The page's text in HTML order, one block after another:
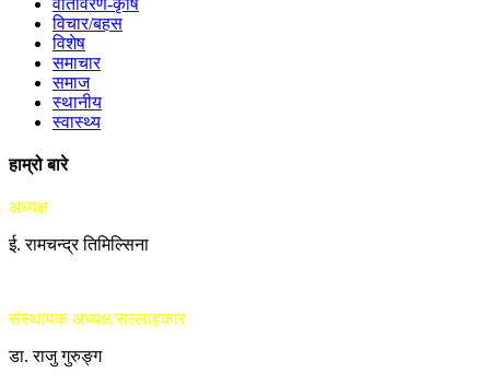
विचार/बहस
विशेष
समाचार
समाज
स्थानीय
स्वास्थ्य
हाम्रो बारे
अध्यक्ष
ई. रामचन्द्र तिमिल्सिना
संस्थापक अध्यक्ष/सल्लाहकार
डा. राजु गुरुङ्ग